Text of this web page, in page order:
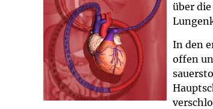
über
In den
offen